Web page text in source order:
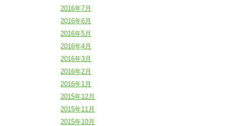
2016年7月
2016年6月
2016年5月
2016年4月
2016年3月
2016年2月
2016年1月
2015年12月
2015年11月
2015年10月